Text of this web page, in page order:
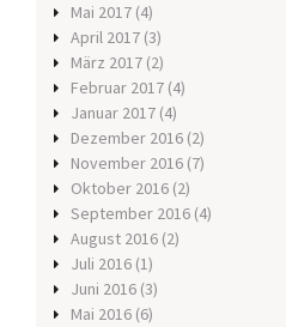
Mai 2017 (4)
April 2017 (3)
März 2017 (2)
Februar 2017 (4)
Januar 2017 (4)
Dezember 2016 (2)
November 2016 (7)
Oktober 2016 (2)
September 2016 (4)
August 2016 (2)
Juli 2016 (1)
Juni 2016 (3)
Mai 2016 (6)